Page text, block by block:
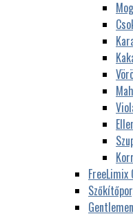
FreeLimix